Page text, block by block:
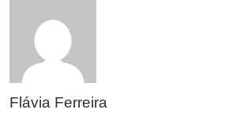
Flávia Ferreira